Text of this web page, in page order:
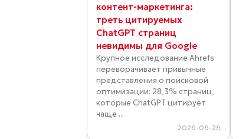
контент-маркетинга:
треть цитируемых
ChatGPT страниц
невидимы для Google
Крупное исследование Ahrefs
переворачивает привычные
представления о поисковой
оптимизации: 28,3% страниц,
которые ChatGPT цитирует
чаще ...
2026-06-26